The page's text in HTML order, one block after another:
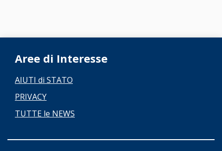
Aree di Interesse
AIUTI di STATO
PRIVACY
TUTTE le NEWS